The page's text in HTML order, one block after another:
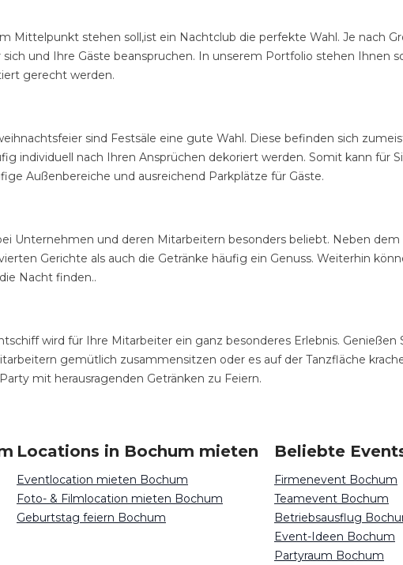
Mittelpunkt stehen soll,ist ein Nachtclub die perfekte Wahl. Je nach
und Ihre Gäste beanspruchen. In unserem Portfolio stehen Ihnen
gerecht werden.
sind Festsäle eine gute Wahl. Diese befinden sich
individuell nach Ihren Ansprüchen dekoriert werden. Somit kann
Außenbereiche und ausreichend Parkplätze für Gäste.
Unternehmen und deren Mitarbeitern besonders beliebt. Neben
Gerichte als auch die Getränke häufig ein Genuss. Weiterhin
Nacht finden..
wird für Ihre Mitarbeiter ein ganz besonderes Erlebnis.
gemütlich zusammensitzen oder es auf der Tanzfläche
mit herausragenden Getränken zu Feiern.
Locations in Bochum mieten
Eventlocation mieten Bochum
Foto- & Filmlocation mieten Bochum
Geburtstag feiern Bochum
Beliebte
Firmenevent Bochum
Teamevent Bochum
Betriebsausflug
Event-Ideen Bochum
Partyraum Bochum